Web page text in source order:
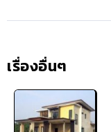
เรื่องอื่นๆ